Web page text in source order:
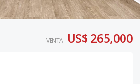
VENTA US$ 265,000